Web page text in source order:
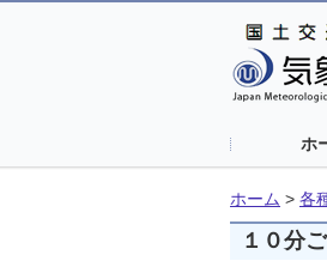
ホ
ホーム > 各
１０分